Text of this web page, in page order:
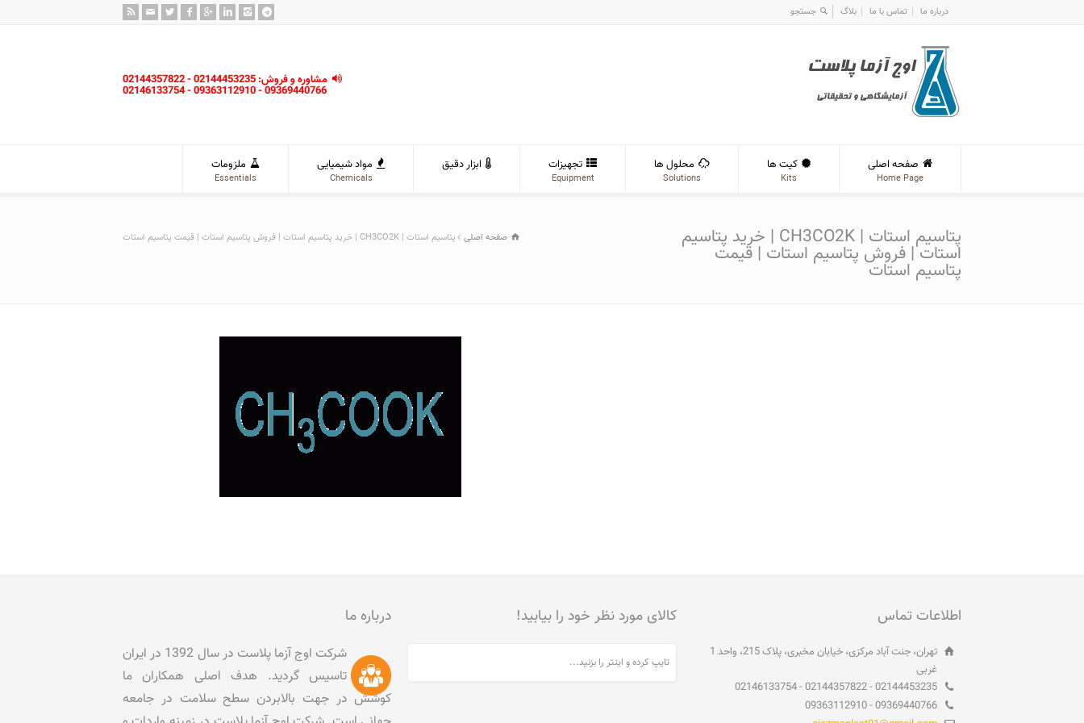
درباره ما تماس با ما بلاگ
مشاوره و فروش: 02144453235 - 02144357822
09369440766 - 09363112910 - 02146133754
صفحه اصلی
Home Page
کیت ها
Kits
محلول ها
Solutions
تجهیزات
Equipment
ابزار دقیق مواد شیمیایی
Chemicals
ملزومات
Essentials
پتاسیم استات | CH3CO2K | خرید پتاسیم
استات | فروش پتاسیم استات | قیمت
پتاسیم استات
صفحه اصلی پتاسیم استات | CH3CO2K | خرید پتاسیم استات | فروش پتاسیم استات | قیمت پتاسیم استات
اطلاعات تماس
تهران، جنت آباد مرکزی، خیابان مخبری، پلاک 215، واحد 1
غربی
02144453235 - 02144357822 - 02146133754
09369440766 - 09363112910
کالای مورد نظر خود را بیابید! درباره ما
شرکت اوج آزما پلاست در سال 1392 در ایران
تاسیس گردید. هدف اصلی همکاران ما
کوشش در جهت بالابردن سطح سلامت در جامعه